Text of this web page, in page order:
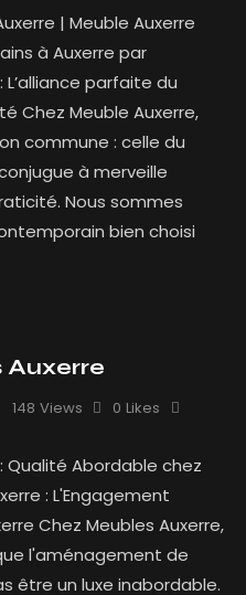
| Meuble Auxerre
à Auxerre par
L’alliance parfaite du
Chez Meuble Auxerre,
commune : celle du
à merveille
Nous sommes
bien choisi
Auxerre
148 Views 0 Likes
Qualité Abordable chez
: L'Engagement
Chez Meubles Auxerre,
l'aménagement de
être un luxe inabordable.